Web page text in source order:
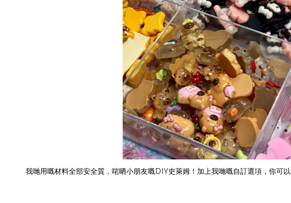
我哋用嘅材料全部安全質，啱晒小朋友嘅DIY史萊姆！加上我哋嘅自訂選項，你可